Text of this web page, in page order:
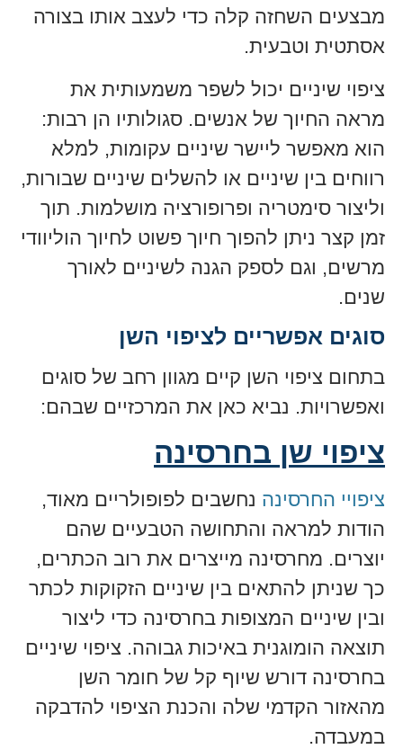
מבצעים השחזה קלה כדי לעצב אותו בצורה
אסתטית וטבעית.
ציפוי שיניים יכול לשפר משמעותית את
מראה החיוך של אנשים. סגולותיו הן רבות:
הוא מאפשר ליישר שיניים עקומות, למלא
רווחים בין שיניים או להשלים שיניים שבורות,
וליצור סימטריה ופרופורציה מושלמות. תוך
זמן קצר ניתן להפוך חיוך פשוט לחיוך הוליוודי
מרשים, וגם לספק הגנה לשיניים לאורך
שנים.
סוגים אפשריים לציפוי השן
בתחום ציפוי השן קיים מגוון רחב של סוגים
ואפשרויות. נביא כאן את המרכזיים שבהם:
ציפוי שן בחרסינה
ציפויי החרסינה נחשבים לפופולריים מאוד,
הודות למראה והתחושה הטבעיים שהם
יוצרים. מחרסינה מייצרים את רוב הכתרים,
כך שניתן להתאים בין שיניים הזקוקות לכתר
ובין שיניים המצופות בחרסינה כדי ליצור
תוצאה הומוגנית באיכות גבוהה. ציפוי שיניים
בחרסינה דורש שיוף קל של חומר השן
מהאזור הקדמי שלה והכנת הציפוי להדבקה
במעבדה.